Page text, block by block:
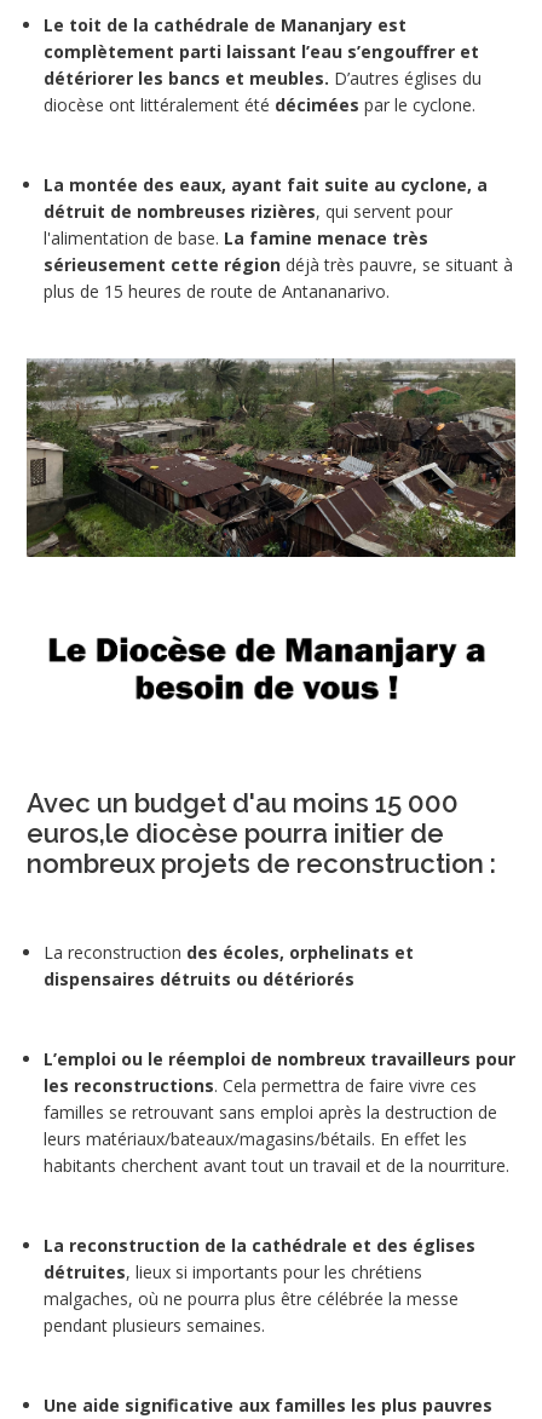
Le toit de la cathédrale de Mananjary est
complètement parti laissant l’eau s’engouffrer et
détériorer les bancs et meubles. D’autres églises du
diocèse ont littéralement été décimées par le cyclone.
La montée des eaux, ayant fait suite au cyclone, a
détruit de nombreuses rizières, qui servent pour
l'alimentation de base. La famine menace très
sérieusement cette région déjà très pauvre, se situant à
plus de 15 heures de route de Antananarivo.
Avec un budget d'au moins 15 000
euros,le diocèse pourra initier de
nombreux projets de reconstruction :
La reconstruction des écoles, orphelinats et
dispensaires détruits ou détériorés
L’emploi ou le réemploi de nombreux travailleurs pour
les reconstructions. Cela permettra de faire vivre ces
familles se retrouvant sans emploi après la destruction de
leurs matériaux/bateaux/magasins/bétails. En effet les
habitants cherchent avant tout un travail et de la nourriture.
La reconstruction de la cathédrale et des églises
détruites, lieux si importants pour les chrétiens
malgaches, où ne pourra plus être célébrée la messe
pendant plusieurs semaines.
Une aide significative aux familles les plus pauvres